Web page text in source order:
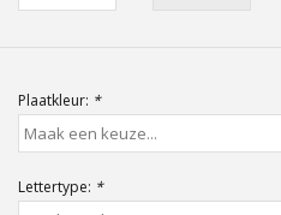
kleuren en lettertypes
Plaatkleur: *
Lettertype: *